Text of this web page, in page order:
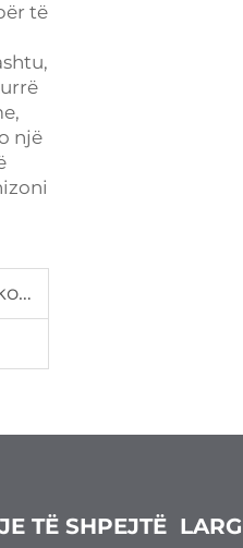
të
një
TË SHPEJTË